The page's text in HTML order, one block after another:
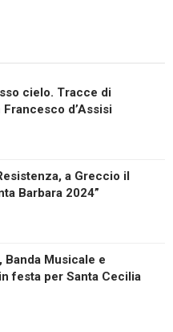
cielo. Tracce di
Francesco d’Assisi
a Greccio il
Barbara 2024”
Banda Musicale e
festa per Santa Cecilia